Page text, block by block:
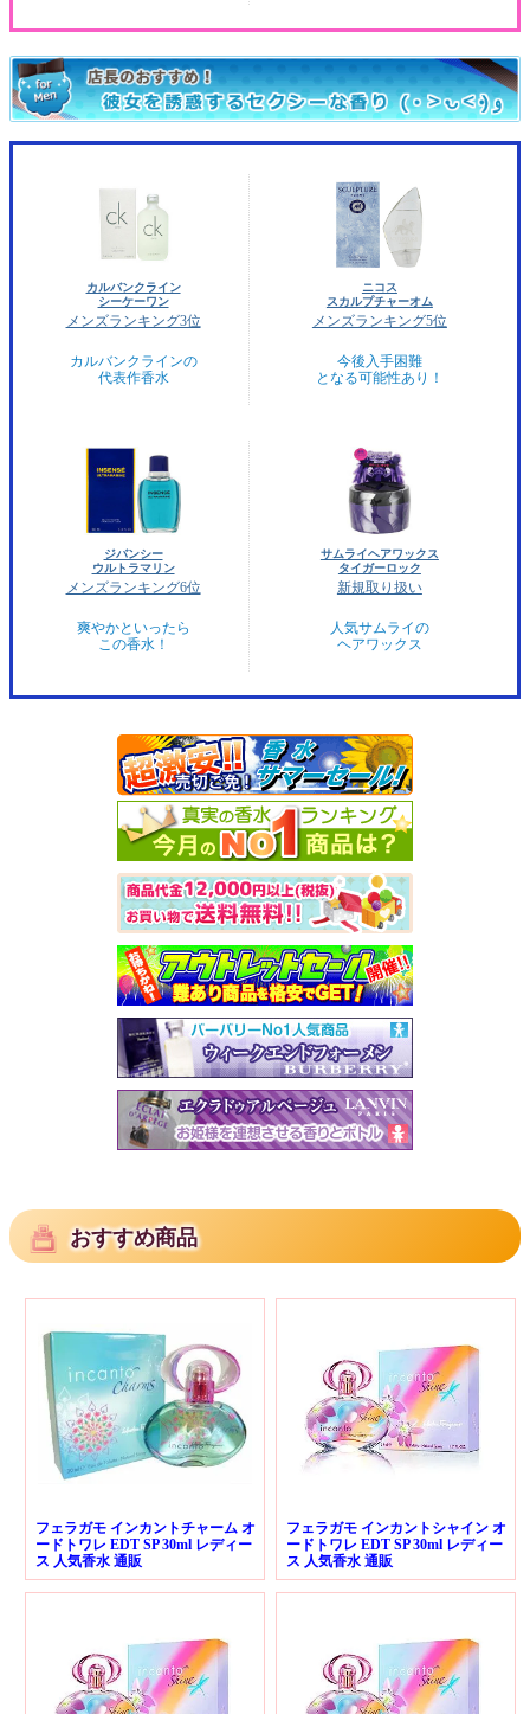
カルバンクライン
シーケーワン
メンズランキング3位
カルバンクラインの
代表作香水
ニコス
スカルプチャーオム
メンズランキング5位
今後入手困難
となる可能性あり！
ジバンシー
ウルトラマリン
メンズランキング6位
爽やかといったら
この香水！
サムライヘアワックス
タイガーロック
新規取り扱い
人気サムライの
ヘアワックス
おすすめ商品
フェラガモ インカントチャーム オ
ードトワレ EDT SP 30ml レディー
ス 人気香水 通販
フェラガモ インカントシャイン オ
ードトワレ EDT SP 30ml レディー
ス 人気香水 通販